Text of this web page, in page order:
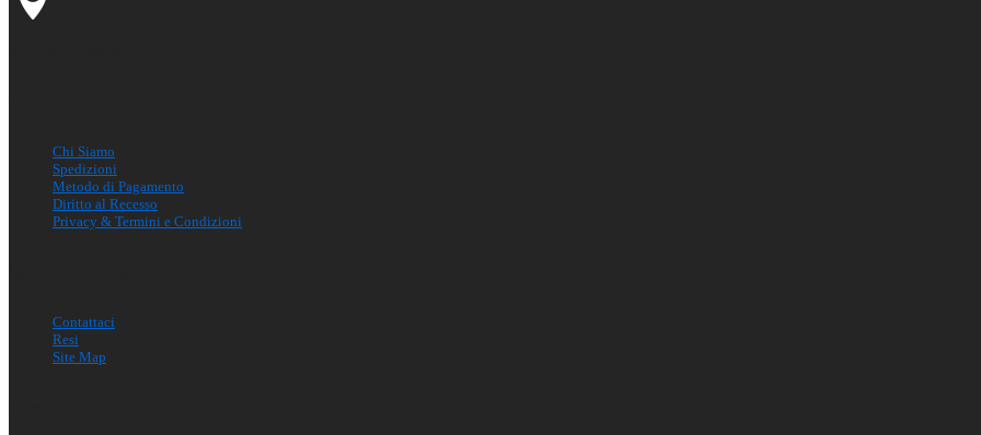
Chi Siamo
Spedizioni
Metodo di Pagamento
Diritto al Recesso
Privacy & Termini e Condizioni
Contattaci
Resi
Site Map